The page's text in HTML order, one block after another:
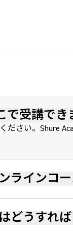
で受講でき
ださい。Shure
ラインコ
どうすれ